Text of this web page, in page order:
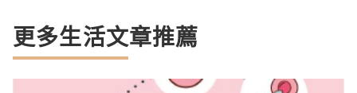
更多生活文章推薦